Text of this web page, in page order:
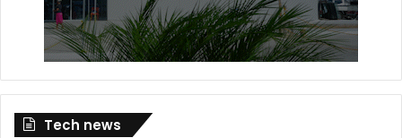
Tech news